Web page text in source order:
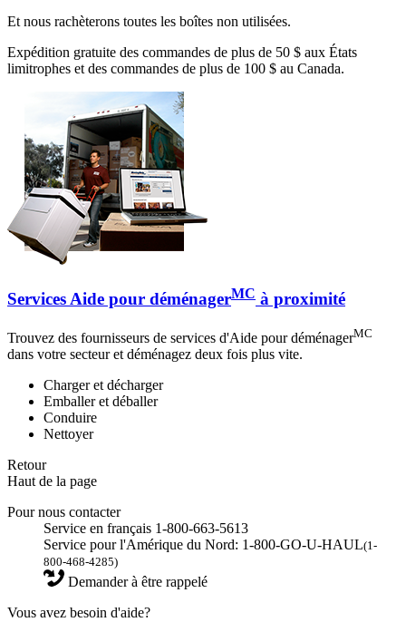
Et nous rachèterons toutes les boîtes non utilisées.
Expédition gratuite des commandes de plus de 50 $ aux États
limitrophes et des commandes de plus de 100 $ au Canada.
Services Aide pour déménagerMC à proximité
Trouvez des fournisseurs de services d'Aide pour déménagerMC
dans votre secteur et déménagez deux fois plus vite.
Charger et décharger
Emballer et déballer
Conduire
Nettoyer
Retour
Haut de la page
Pour nous contacter
Service en français 1-800-663-5613
Service pour l'Amérique du Nord: 1-800-GO-U-HAUL(1-
800-468-4285)
Demander à être rappelé
Vous avez besoin d'aide?